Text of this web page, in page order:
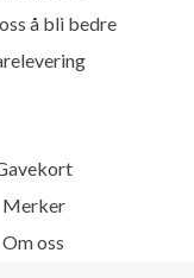
Merker
Om oss
å bli bedre